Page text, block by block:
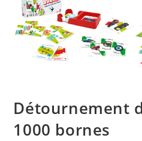
Détournement
1000 bornes